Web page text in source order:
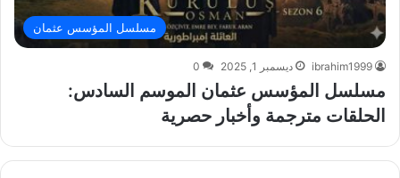
مسلسل المؤسس عثمان
ibrahim1999 ديسمبر 1, 2025 0
مسلسل المؤسس عثمان الموسم السادس:
الحلقات مترجمة وأخبار حصرية